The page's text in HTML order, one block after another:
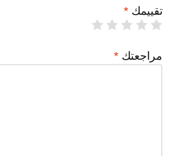
تقييمك *
مراجعتك *